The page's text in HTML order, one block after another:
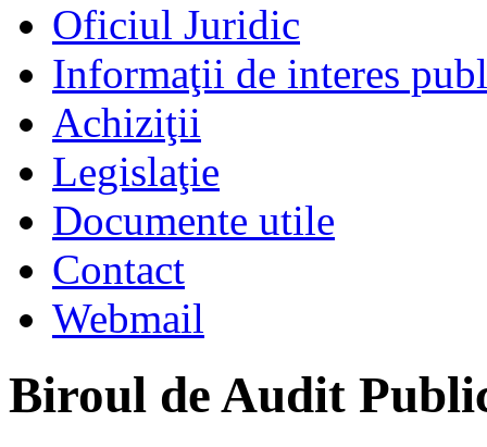
Oficiul Juridic
Informaţii de interes
Achiziţii
Legislaţie
Documente utile
Contact
Webmail
Biroul de Audit